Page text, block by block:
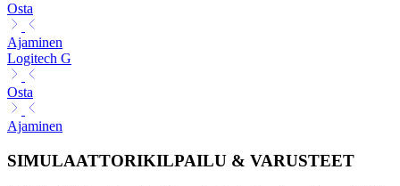
Osta
Ajaminen
Logitech G
Osta
Ajaminen
SIMULAATTORIKILPAILU & VARUSTEET